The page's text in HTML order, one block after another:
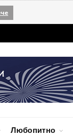
Любопитно